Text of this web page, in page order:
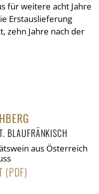
für weitere acht Jahre
Erstauslieferung
zehn Jahre nach der
BLAUFRÄNKISCH
aus Österreich
(PDF)